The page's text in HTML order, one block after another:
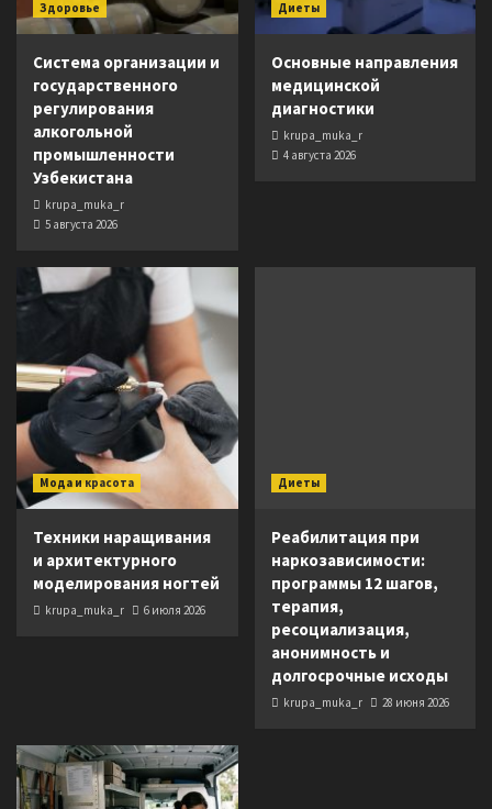
Здоровье
Система организации и
государственного
регулирования
алкогольной
промышленности
Узбекистана
krupa_muka_r
5 августа 2026
Диеты
Основные направления
медицинской
диагностики
krupa_muka_r
4 августа 2026
Мода и красота
Техники наращивания
и архитектурного
моделирования ногтей
krupa_muka_r 6 июля 2026
Диеты
Реабилитация при
наркозависимости:
программы 12 шагов,
терапия,
ресоциализация,
анонимность и
долгосрочные исходы
krupa_muka_r 28 июня 2026